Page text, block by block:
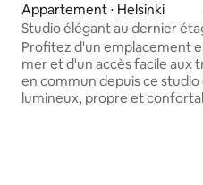
Appartement ⋅ Helsinki
Studio élégant au dernier
récemment rénové
Profitez d'un emplacement
mer et d'un accès facile aux
en commun depuis ce studio
lumineux, propre et